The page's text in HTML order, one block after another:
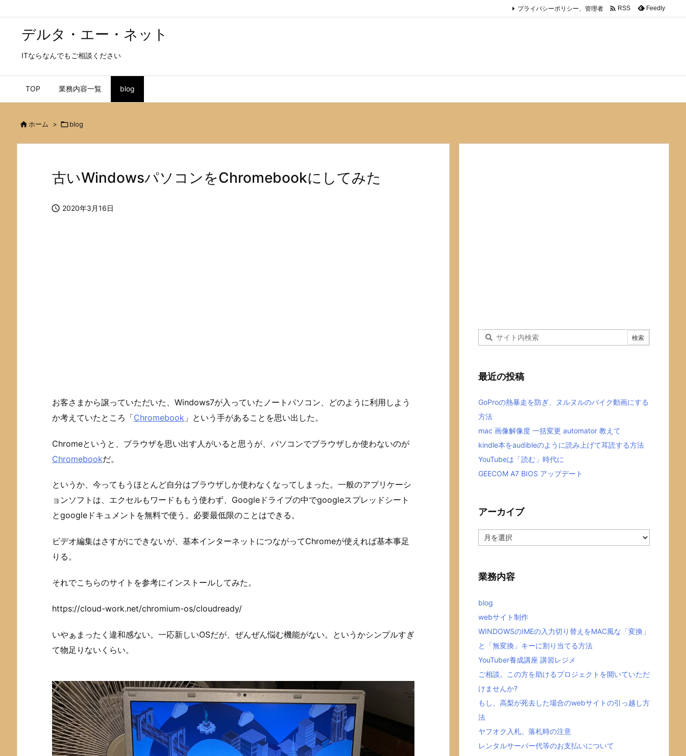
デルタ・エー・ネット
ITならなんでもご相談ください
TOP 業務内容一覧 blog
プライバシーポリシー、管理者  RSS Feedly
 ホーム > blog
古いWindowsパソコンをChromebookにしてみた
 2020年3月16日
お客さまから譲っていただいた、Windows7が入っていたノートパソコン、どのように利用しよう
か考えていたところ「Chromebook 」という手があることを思い出した。
Chromeというと、ブラウザを思い出す人がいると思うが、パソコンでブラウザしか使わないのが
Chromebookだ。
というか、今ってもうほとんど自分はブラウザしか使わなくなってしまった。一般のアプリケーシ
ョンソフトは、エクセルもワードももう使わず、Googleドライブの中でgoogleスプレッドシート
とgoogleドキュメントを無料で使う。必要最低限のことはできる。
ビデオ編集はさすがにできないが、基本インターネットにつながってChromeが使えれば基本事足
りる。
それでこちらのサイトを参考にインストールしてみた。
https://cloud-work.net/chromium-os/cloudready/
いやぁまったく違和感ない。一応新しいOSだが、ぜんぜん悩む機能がない。というかシンプルすぎ
て物足りないくらい。
最近の投稿
GoProの熱暴走を防ぎ、ヌルヌルのバイク動画にする
方法
mac 画像解像度 一括変更 automator 教えて
kindle本をaudibleのように読み上げて耳読する方法
YouTubeは「読む」時代に
GEECOM A7 BIOS アップデート
アーカイブ
ー
ブ
業務内容
blog
webサイト制作
WINDOWSのIMEの入力切り替えをMAC風な「変換」
と「無変換」キーに割り当てる方法
YouTuber養成講座 講習レジメ
ご相談。この方を助けるプロジェクトを開いていただ
けませんか?
もし、高梨が死去した場合のwebサイトの引っ越し方
法
ヤフオク入札、落札時の注意
レンタルサーバー代等のお支払いについて